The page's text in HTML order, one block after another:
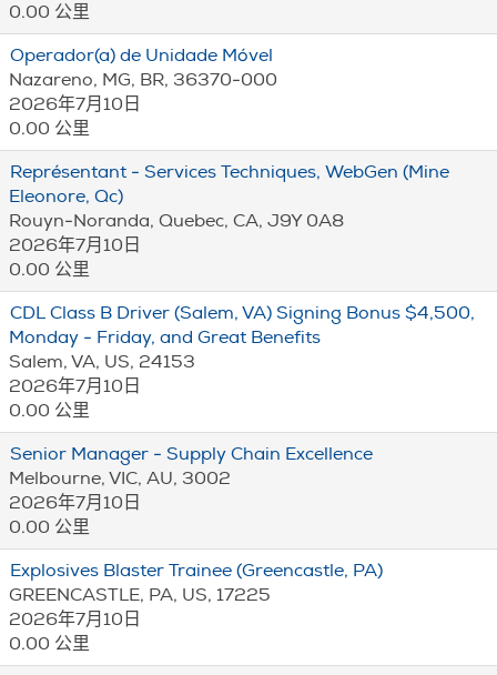
0.00 公里
Operador(a) de Unidade Móvel
Nazareno, MG, BR, 36370-000
2026年7月10日
0.00 公里
Représentant - Services Techniques, WebGen (Mine
Eleonore, Qc)
Rouyn-Noranda, Quebec, CA, J9Y 0A8
2026年7月10日
0.00 公里
CDL Class B Driver (Salem, VA) Signing Bonus $4,500,
Monday - Friday, and Great Benefits
Salem, VA, US, 24153
2026年7月10日
0.00 公里
Senior Manager - Supply Chain Excellence
Melbourne, VIC, AU, 3002
2026年7月10日
0.00 公里
Explosives Blaster Trainee (Greencastle, PA)
GREENCASTLE, PA, US, 17225
2026年7月10日
0.00 公里